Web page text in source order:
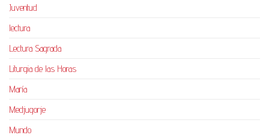
Juventud
lectura
Lectura Sagrada
Liturgia de las Horas
María
Medjugorje
Mundo